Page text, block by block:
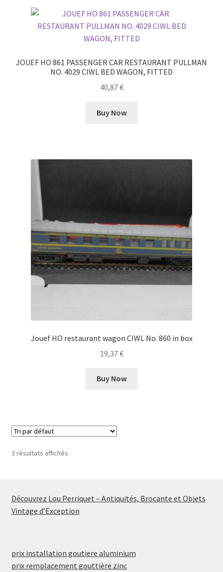
JOUEF HO 861 PASSENGER CAR RESTAURANT PULLMAN
NO. 4029 CIWL BED WAGON, FITTED
40,87€
Buy Now
Jouef HO restaurant wagon CIWL No. 860 in box
19,37€
Buy Now
3 résultats affichés
Découvrez Lou Perriquet – Antiquités, Brocante et Objets
Vintage d’Exception
prix installation goutiere aluminium
prix remplacement gouttière zinc